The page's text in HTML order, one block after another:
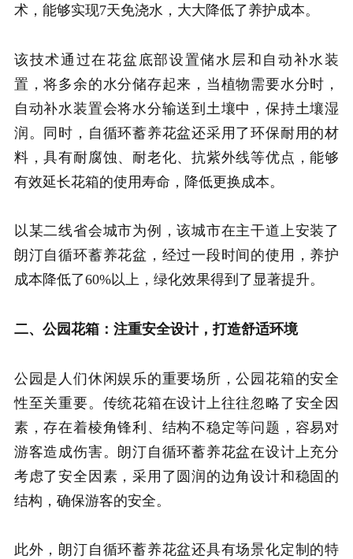
术，能够实现7天免浇水，大大降低了养护成本。
该技术通过在花盆底部设置储水层和自动补水装
置，将多余的水分储存起来，当植物需要水分时，
自动补水装置会将水分输送到土壤中，保持土壤湿
润。同时，自循环蓄养花盆还采用了环保耐用的材
料，具有耐腐蚀、耐老化、抗紫外线等优点，能够
有效延长花箱的使用寿命，降低更换成本。
以某二线省会城市为例，该城市在主干道上安装了
朗汀自循环蓄养花盆，经过一段时间的使用，养护
成本降低了60%以上，绿化效果得到了显著提升。
二、公园花箱：注重安全设计，打造舒适环境
公园是人们休闲娱乐的重要场所，公园花箱的安全
性至关重要。传统花箱在设计上往往忽略了安全因
素，存在着棱角锋利、结构不稳定等问题，容易对
游客造成伤害。朗汀自循环蓄养花盆在设计上充分
考虑了安全因素，采用了圆润的边角设计和稳固的
结构，确保游客的安全。
此外，朗汀自循环蓄养花盆还具有场景化定制的特